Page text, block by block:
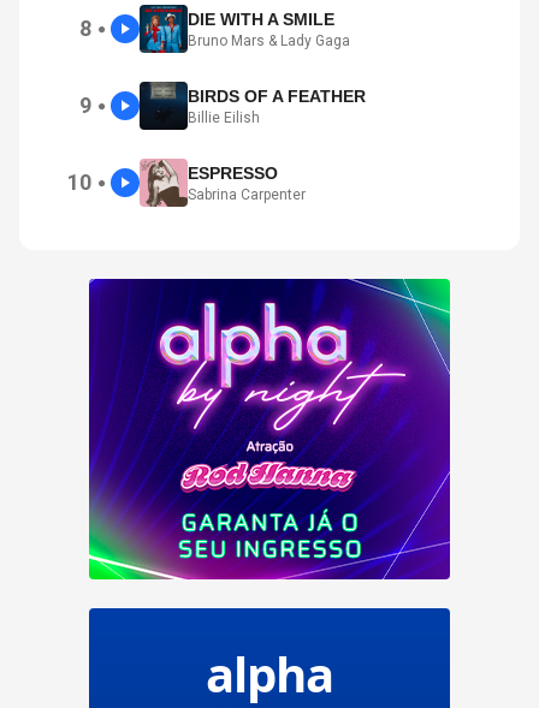
8 ● DIE WITH A SMILE
Bruno Mars & Lady Gaga
9 ● BIRDS OF A FEATHER
Billie Eilish
10 ● ESPRESSO
Sabrina Carpenter